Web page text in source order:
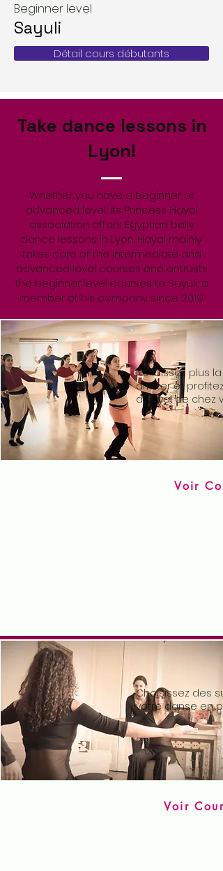
Beginner level
Sayuli
Détail cours débutants
Take dance lessons in
Lyon!
Whether you have a beginner or
advanced level, its Princess Hayal
association offers Egyptian belly
dance lessons in Lyon. Hayal mainly
takes care of the intermediate and
advanced level courses and entrusts
the beginner level courses to Sayuli, a
member of his company since 2019.
Cours Online
Ne laissez plus
arrêter et
d'Hayal de chez
Voir
Choisissez des
votre danse en
Voir